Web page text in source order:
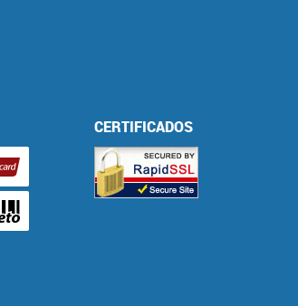
CERTIFICADOS